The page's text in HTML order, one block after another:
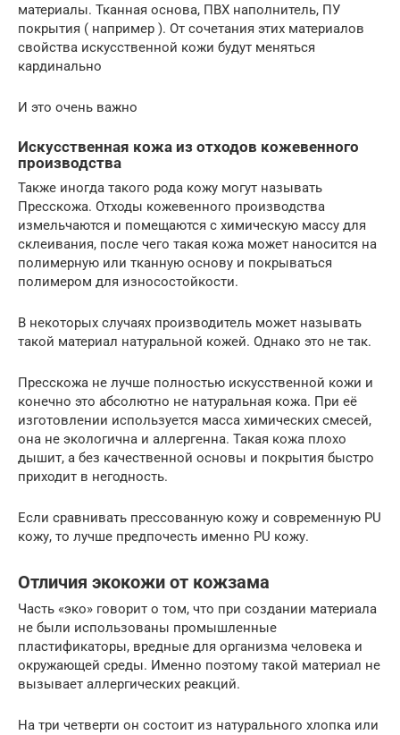
материалы. Тканная основа, ПВХ наполнитель, ПУ
покрытия ( например ). От сочетания этих материалов
свойства искусственной кожи будут меняться
кардинально
И это очень важно
Искусственная кожа из отходов кожевенного
производства
Также иногда такого рода кожу могут называть
Пресскожа. Отходы кожевенного производства
измельчаются и помещаются с химическую массу для
склеивания, после чего такая кожа может наносится на
полимерную или тканную основу и покрываться
полимером для износостойкости.
В некоторых случаях производитель может называть
такой материал натуральной кожей. Однако это не так.
Пресскожа не лучше полностью искусственной кожи и
конечно это абсолютно не натуральная кожа. При её
изготовлении используется масса химических смесей,
она не экологична и аллергенна. Такая кожа плохо
дышит, а без качественной основы и покрытия быстро
приходит в негодность.
Если сравнивать прессованную кожу и современную PU
кожу, то лучше предпочесть именно PU кожу.
Отличия экокожи от кожзама
Часть «эко» говорит о том, что при создании материала
не были использованы промышленные
пластификаторы, вредные для организма человека и
окружающей среды. Именно поэтому такой материал не
вызывает аллергических реакций.
На три четверти он состоит из натурального хлопка или